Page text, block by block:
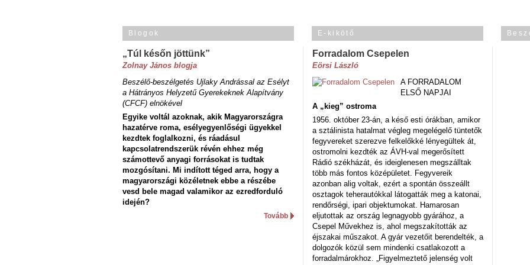
Blogok
„Túl későn jöttünk”
Zolnay János blogja
Beszélő-beszélgetés Ujlaky Andrással az Esélyt
a Hátrányos Helyzetű Gyerekeknek Alapítvány
(CFCF) elnökével
Egyike voltál azoknak, akik Magyarországra
hazatérve roma, esélyegyenlőségi ügyekkel
kezdtek foglalkozni, és ráadásul
kapcsolatrendszerük révén ehhez még
számottevő anyagi forrásokat is tudtak
mozgósítani. Mi indított téged arra, hogy a
magyarországi közéletnek ebbe a részébe
vesd bele magad valamikor az ezredforduló
idején?
Tovább
E-kikötő
Forradalom Csepelen
Eörsi László
A FORRADALOM
ELSŐ NAPJAI
A „kieg” ostroma
1956. október 23-án, a késő esti órákban, amikor
a sztálinista hatalmat végleg megelégelő tüntetők
fegyvereket szerezve felkelőkké lényegültek át,
ostromolni kezdték az ÁVH-val megerősített
Rádió székházát, és ideiglenesen megszálltak
több más fontos középületet. Fegyvereik
azonban alig voltak, ezért a spontán összeállt
osztagok teherautókkal látogatták meg a katonai,
rendőrségi, ipari objektumokat. Hamarosan
eljutottak az ország legnagyobb gyárához, a
Csepel Művekhez is, ahol megszakították az
éjszakai műszakot. A gyár vezetőit berendelték, a
dolgozók közül sem mindenki csatlakozott a
forradalmárokhoz. „Figyelmeztető jelenség volt